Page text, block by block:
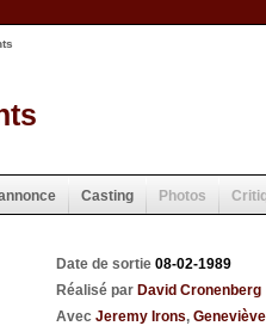
Casting Photos
Date de sortie 08-02-1989
Réalisé par David Cronenberg
Avec Jeremy Irons,